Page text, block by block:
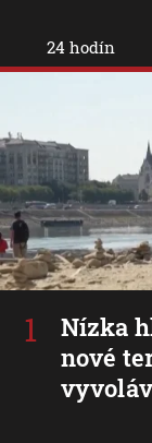
24 hodín
Nízka
nové